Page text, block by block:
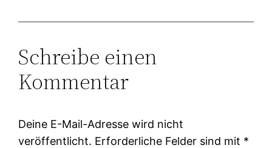
Schreibe einen
Kommentar
Deine E-Mail-Adresse wird nicht
veröffentlicht. Erforderliche Felder sind mit *